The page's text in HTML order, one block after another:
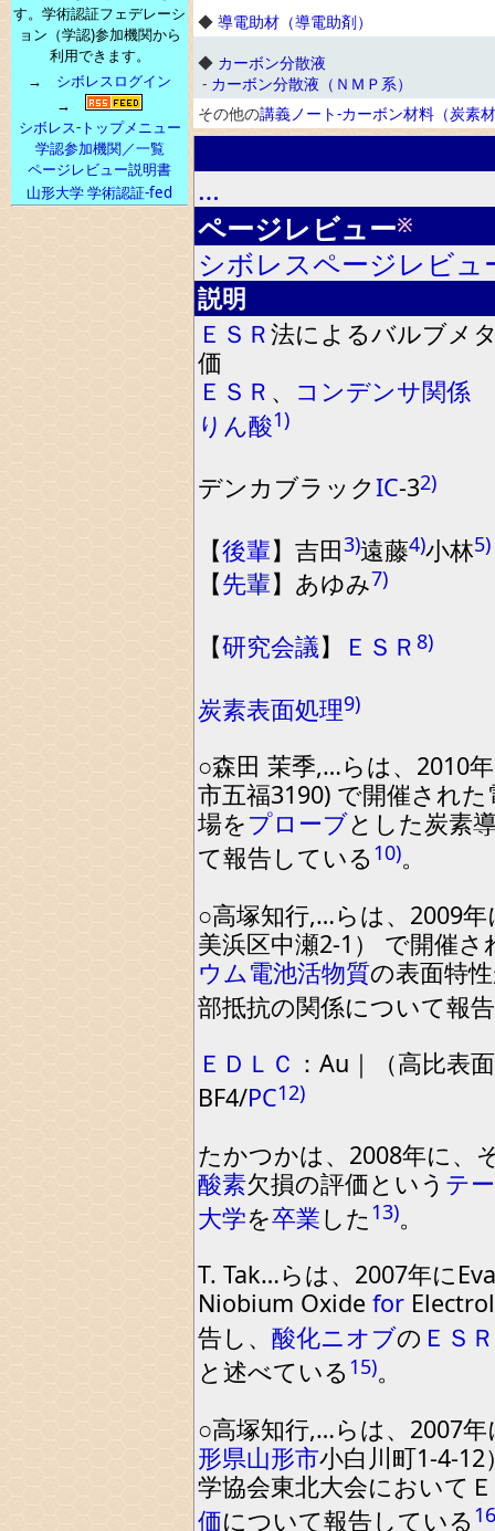
す。学術認証フェデレーシ
ョン（学認)参加機関から
利用できます。
→ シボレスログイン
→
シボレス-トップメニュー
学認参加機関／一覧
ページレビュー説明書
山形大学 学術認証-fed
◆ 導電助材（導電助剤）
◆ カーボン分散液
- カーボン分散液（ＮＭＰ系）
その他の講義ノート-カーボン材料（炭素
…
ページレビュー※
シボレスページレビ
説明
ＥＳＲ法によるバルブメ
価
ＥＳＲ 、 コンデンサ関係
りん酸1)
デンカブラ ッ クIC-32)
【後輩】 吉田3)遠藤4)小林5)
【先輩】 あゆみ7)
【研究会議】 ＥＳＲ 8)
炭素表面処理9)
○森田 茉季,…らは、 2010
市五福3190) で開催された
場をプローブとした炭素
て報告している 10)。
○高塚知行,…らは、 2009年
美浜区中瀬2-1 ）
で開催さ
ウム電池活物質の表面特
部抵抗の関係について報
ＥＤＬＣ ： Au｜ （高比表
BF4/PC12)
たかつかは、 2008年に、
酸素欠損の評価という テ
大学を卒業した 13)。
T. Tak…らは、 2007年に
Niobium Oxide for
告し 、 酸化ニオブの ＥＳＲ
と述べている 15)。
○高塚知行,…らは、 2007年
形県山形市小白川町1-4-12
学協会東北大会において
価について報告している